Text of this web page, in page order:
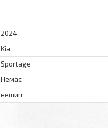
2024
Kia
Sportage
Немає
нешип